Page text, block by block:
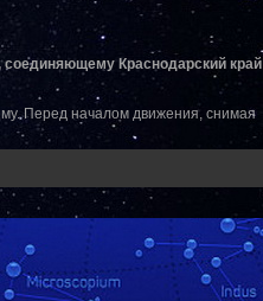
Краснодарский край
Перед началом движения, снимая